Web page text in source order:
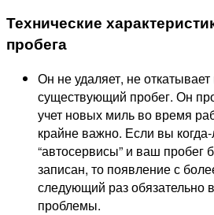
Технические
пробега
Он не удаляет, не
существующий пробег. Он
учет новых миль во время
крайне важно. Если вы
“автосервисы” и ваш
записан, то появление с
следующий раз обязательно
проблемы.